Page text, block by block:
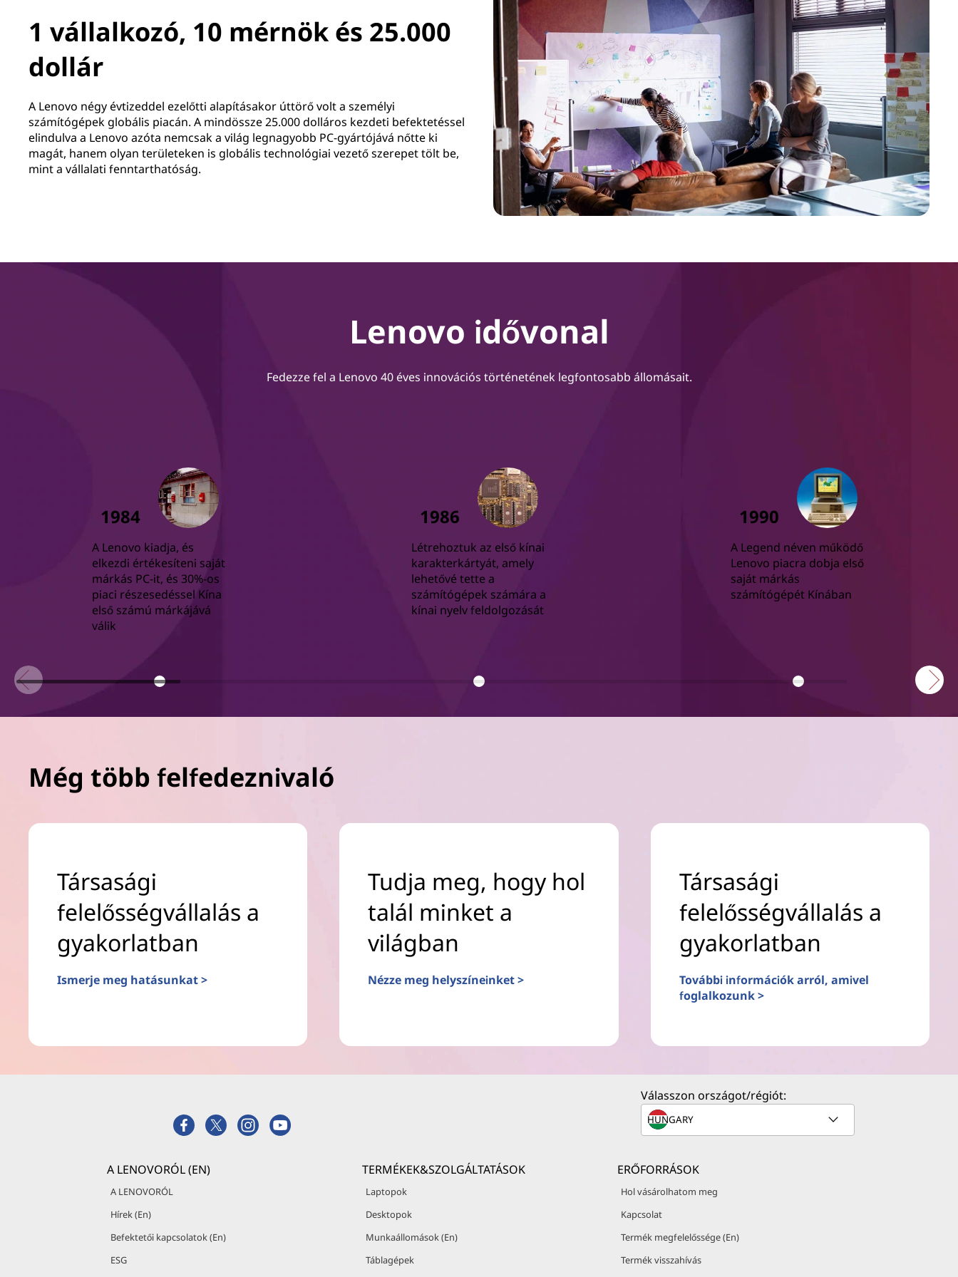
1 vállalkozó, 10 mérnök és 25.000
dollár
A Lenovo négy évtizeddel ezelőtti alapításakor úttörő volt a személyi
számítógépek globális piacán. A mindössze 25.000 dolláros kezdeti befektetéssel
elindulva a Lenovo azóta nemcsak a világ legnagyobb PC-gyártójává nőtte ki
magát, hanem olyan területeken is globális technológiai vezető szerepet tölt be,
mint a vállalati fenntarthatóság.
Lenovo idővonal
Fedezze fel a Lenovo 40 éves innovációs történetének legfontosabb állomásait.
1984
A Lenovo kiadja, és
elkezdi értékesíteni saját
márkás PC-it, és 30%-os
piaci részesedéssel Kína
első számú márkájává
válik
1986
Létrehoztuk az első kínai
karakterkártyát, amely
lehetővé tette a
számítógépek számára a
kínai nyelv feldolgozását
1990
A Legend néven működő
Lenovo piacra dobja első
saját márkás
számítógépét Kínában
Még több felfedeznivaló
Társasági
felelősségvállalás a
gyakorlatban
Ismerje meg hatásunkat >
Tudja meg, hogy hol
talál minket a
világban
Nézze meg helyszíneinket >
Társasági
felelősségvállalás a
gyakorlatban
További információk arról, amivel
foglalkozunk >
Válasszon országot/régiót:
A LENOVORÓL (EN)
A LENOVORÓL
Hírek (En)
Befektetői kapcsolatok (En)
ESG
TERMÉKEK&SZOLGÁLTATÁSOK
Laptopok
Desktopok
Munkaállomások (En)
Táblagépek
ERŐFORRÁSOK
Hol vásárolhatom meg
Kapcsolat
Termék megfelelőssége (En)
Termék visszahívás